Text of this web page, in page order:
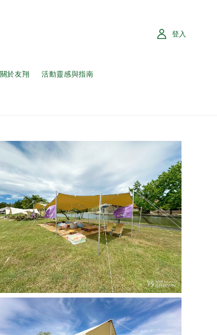
關於友翔 活動靈感與指南
登入